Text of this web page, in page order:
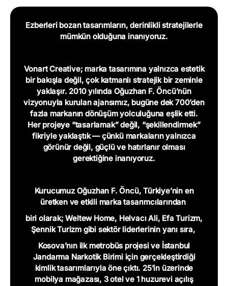
Ezberleri bozan tasarımların, derinlikli stratejilerle
mümkün olduğuna inanıyoruz.
Vonart Creative; marka tasarımına yalnızca estetik
bir bakışla değil, çok katmanlı stratejik bir zeminle
yaklaşır. 2010 yılında Oğuzhan F. Öncü’nün
vizyonuyla kurulan ajansımız, bugüne dek 700’den
fazla markanın dönüşüm yolculuğuna eşlik etti.
Her projeye “tasarlamak” değil, “şekillendirmek”
fikriyle yaklaştık — çünkü markaların yalnızca
görünür değil, güçlü ve hatırlanır olması
gerektiğine inanıyoruz.
Kurucumuz Oğuzhan F. Öncü, Türkiye’nin en
üretken ve etkili marka tasarımcılarından
biri olarak; Weltew Home, Helvacı Ali, Efa Turizm,
Şennik Turizm gibi sektör liderlerinin yanı sıra,
Kosova’nın ilk metrobüs projesi ve İstanbul
Jandarma Narkotik Birimi için gerçekleştirdiği
kimliktasarımlarıyla öne çıktı. 25’in üzerinde
mobilya mağazası, 3 otel ve 1 huzurevi açılış